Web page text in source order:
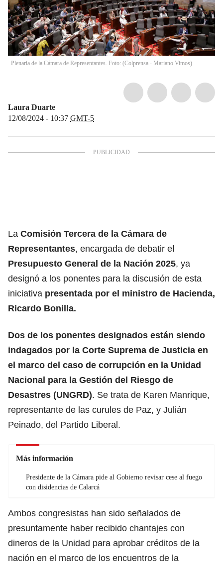
Plenaria de la Cámara de Representantes. Foto: (Colprensa - Mariano Vimos)
Laura Duarte
12/08/2024 - 10:37 GMT-5
La Comisión Tercera de la Cámara de
Representantes, encargada de debatir el
Presupuesto General de la Nación 2025, ya
designó a los ponentes para la discusión de esta
iniciativa presentada por el ministro de Hacienda,
Ricardo Bonilla.
Dos de los ponentes designados están siendo
indagados por la Corte Suprema de Justicia en
el marco del caso de corrupción en la Unidad
Nacional para la Gestión del Riesgo de
Desastres (UNGRD). Se trata de Karen Manrique,
representante de las curules de Paz, y Julián
Peinado, del Partido Liberal.
Más información
Presidente de la Cámara pide al Gobierno revisar cese al fuego
con disidencias de Calarcá
Ambos congresistas han sido señalados de
presuntamente haber recibido chantajes con
dineros de la Unidad para aprobar créditos de la
nación en el marco de los encuentros de la